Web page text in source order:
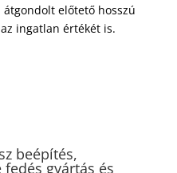
előtető hosszú
ingatlan értékét is.
beépítés,
gyártás és